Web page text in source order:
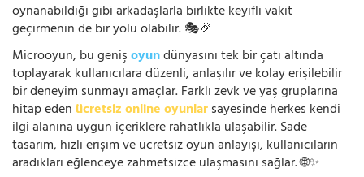
oynanabildiği gibi arkadaşlarla birlikte keyifli vakit
geçirmenin de bir yolu olabilir. 🎭🎉
Microoyun, bu genişoyundünyasını tek bir çatı altında
toplayarak kullanıcılara düzenli, anlaşılır ve kolay erişilebilir
bir deneyim sunmayı amaçlar. Farklı zevk ve yaş gruplarına
hitap eden ücretsiz online oyunlarsayesinde herkes kendi
ilgi alanına uygun içeriklere rahatlıkla ulaşabilir. Sade
tasarım, hızlı erişim ve ücretsiz oyun anlayışı, kullanıcıların
aradıkları eğlenceye zahmetsizce ulaşmasını sağlar. 🌐✨